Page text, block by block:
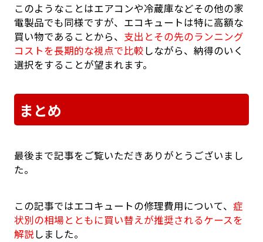
このようなことはエアコンや冷蔵庫などその他の家
電製品でも同様ですが、エコキュートは特に高額な
買い物であることから、 支出とその先のランニング
コストを長期的な視点で比較 しながら、納得のいく
選択をすることが望まれます。
まとめ
最後まで記事をご覧いただきありがとうございまし
た。
この記事ではエコキュートの修理費用について、 症
状別の相場とともに買い替えが推奨されるケースを
解説 しました。